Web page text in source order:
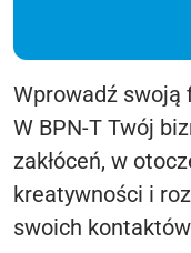
Wprowadź swoją
W BPN-T Twój
zakłóceń, w
kreatywności i
swoich